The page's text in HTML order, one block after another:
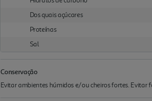
Dos quais açúcares
Proteínas
Sal
Conservação
Evitar ambientes húmidos e/ou cheiros fortes. Evitar